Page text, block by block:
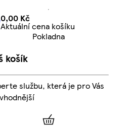
0,00 KčAktuální cena košíku
0,00 Kč
Aktuální cena košíku
Pokladna
košík
službu, která je pro Vás